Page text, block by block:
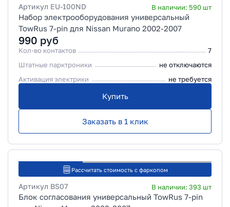
Артикул EU-100ND В наличии: 590 шт
Набор электрооборудования универсальный
TowRus 7-pin для Nissan Murano 2002-2007
990 руб
Кол-во контактов
7
Штатные парктроники
не отключаются
Активация электрики
не требуется
Купить
Заказать в 1 клик
Рассчитать стоимость с фаркопом
Артикул BS07 В наличии: 393 шт
Блок согласования универсальный TowRus 7-pin